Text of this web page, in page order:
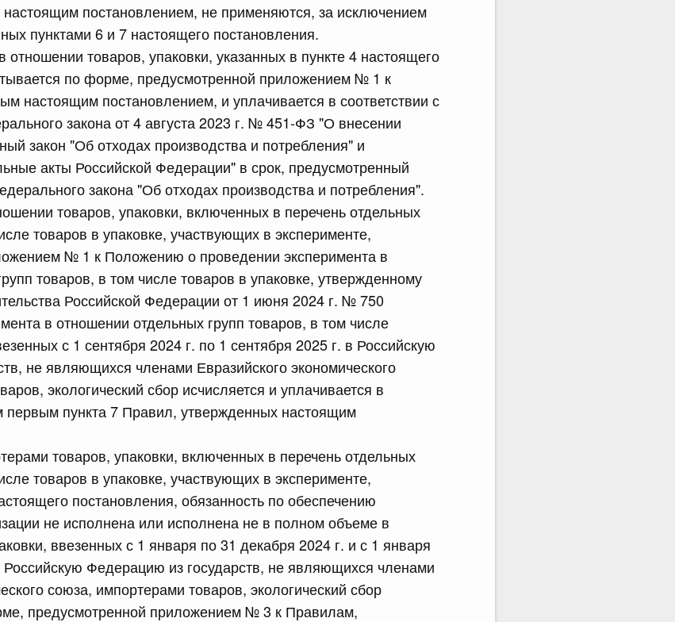
постановлением, не применяются, за исключением
пунктами 6 и 7 настоящего постановления.
отношении товаров, упаковки, указанных в пункте 4 настоящего
по форме, предусмотренной приложением № 1 к
настоящим постановлением, и уплачивается в соответствии с
закона от 4 августа 2023 г. № 451-ФЗ "О внесении
закон "Об отходах производства и потребления" и
акты Российской Федерации" в срок, предусмотренный
закона "Об отходах производства и потребления".
товаров, упаковки, включенных в перечень отдельных
товаров в упаковке, участвующих в эксперименте,
№ 1 к Положению о проведении эксперимента в
товаров, в том числе товаров в упаковке, утвержденному
Российской Федерации от 1 июня 2024 г. № 750
в отношении отдельных групп товаров, в том числе
с 1 сентября 2024 г. по 1 сентября 2025 г. в Российскую
не являющихся членами Евразийского экономического
экологический сбор исчисляется и уплачивается в
первым пункта 7 Правил, утвержденных настоящим
товаров, упаковки, включенных в перечень отдельных
товаров в упаковке, участвующих в эксперименте,
постановления, обязанность по обеспечению
не исполнена или исполнена не в полном объеме в
ввезенных с 1 января по 31 декабря 2024 г. и с 1 января
Российскую Федерацию из государств, не являющихся членами
союза, импортерами товаров, экологический сбор
предусмотренной приложением № 3 к Правилам,
Федерации от 23.07.2026 г. № 929
Российской Федерации от 24 декабря 2021
среда
Федерации от 22.07.2026 г. № 921
Российской Федерации от 30 ноября 2022
Федерации от 22.07.2026 г. № 924
Российской Федерации от 28 марта 2026 г.
Федерации от 22.07.2026 г. № 925
Российской Федерации
Федерации от 22.07.2026 г. № 922
Российской Федерации в сфере
вторник
Федерации от 21.07.2026 г. № 917
Российской Федерации от 27 октября 2021